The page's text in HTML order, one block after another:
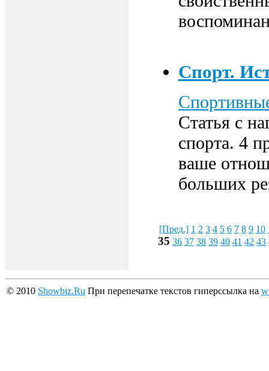
Спорт.
Статья с
спорта. 4
ваше
больших
[Пред.] 1 2 3 4 5 6 7 8 9 10
35 36 37 38 39 40 41 42 43
© 2010 Showbiz.Ru При перепечатке текстов гиперссылка на